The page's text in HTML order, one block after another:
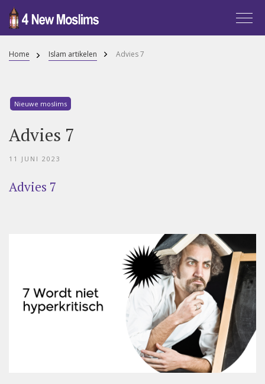
Home Islam artikelen Advies 7
Nieuwe moslims
Advies 7
11 JUNI 2023
Advies 7